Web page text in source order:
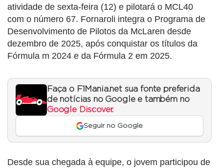
atividade de sexta-feira (12) e pilotará o MCL40
com o número 67. Fornaroli integra o Programa de
Desenvolvimento de Pilotos da McLaren desde
dezembro de 2025, após conquistar os títulos da
Fórmula m 2024 e da Fórmula 2 em 2025.
Faça o F1Mania.net sua fonte preferida
de notícias no Google e também no
Google Discover.
Seguir no Google
Desde sua chegada à equipe, o jovem participou de